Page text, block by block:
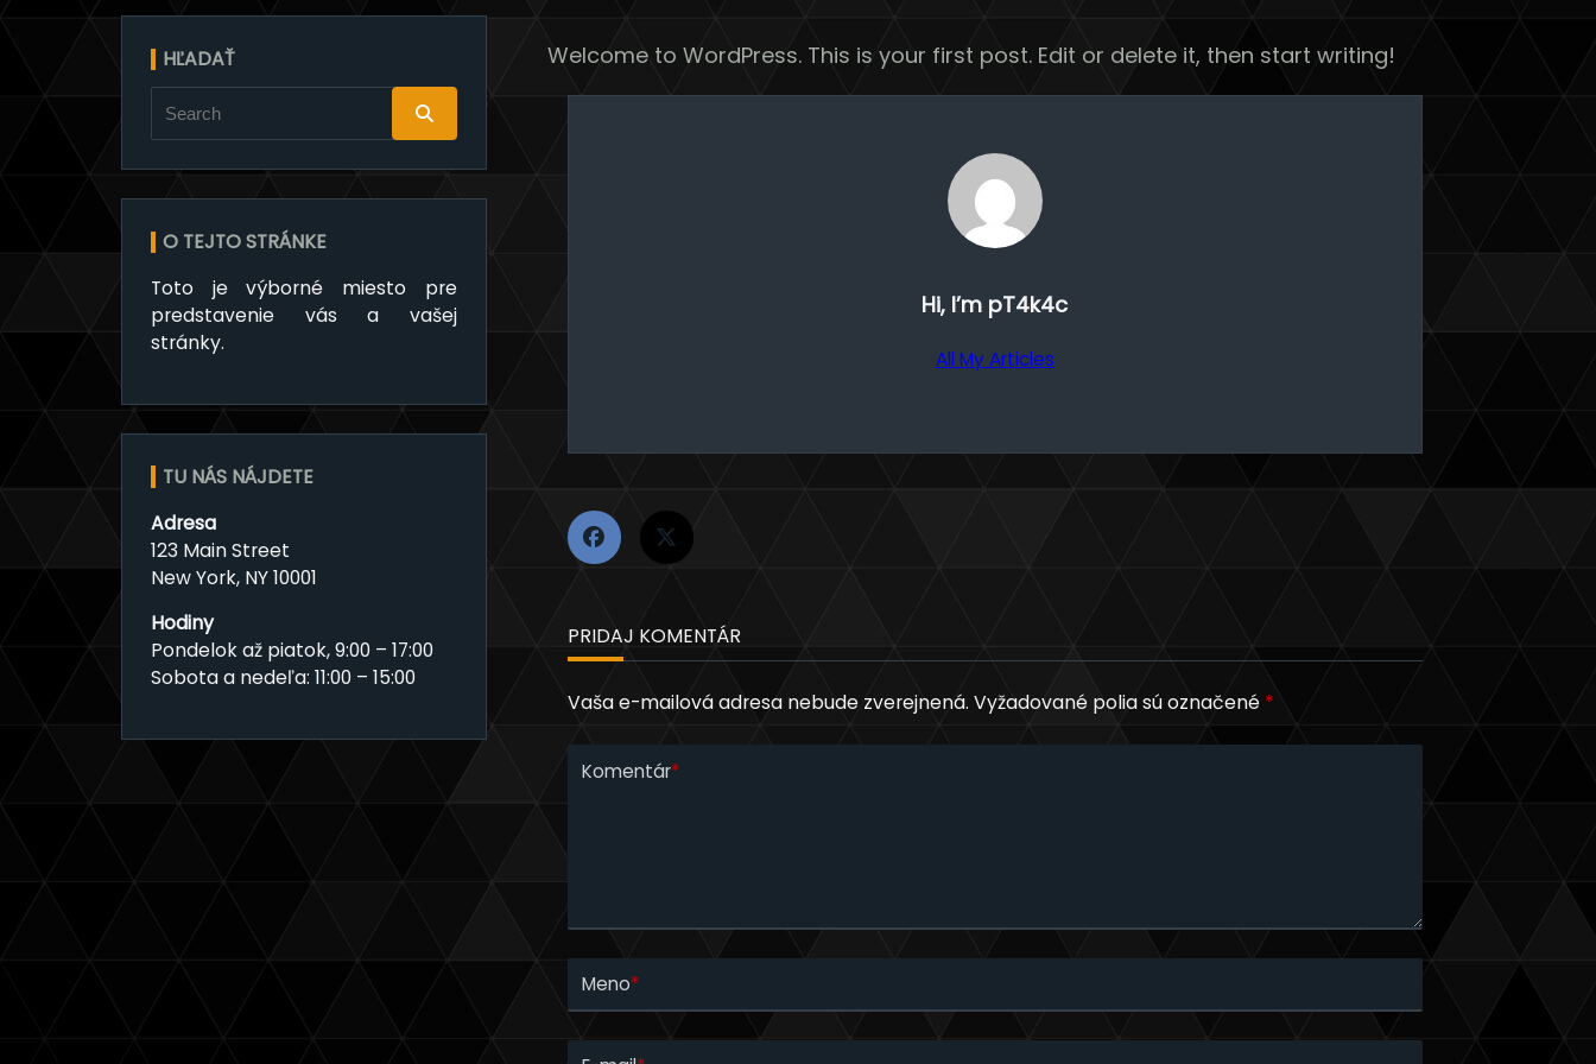
Welcome to WordPress. This is your first post. Edit or delete it, then start writing!
Hi, I’m pT4k4c
All My Articles
PRIDAJ KOMENTÁR
Vaša e-mailová adresa nebude zverejnená. Vyžadované polia sú označené *
Komentár*
Meno*
HĽADAŤ
Vyhľadajte:
O TEJTO STRÁNKE
Toto je výborné miesto pre
predstavenie vás a vašej
stránky.
TU NÁS NÁJDETE
Adresa
123 Main Street
New York, NY 10001
Hodiny
Pondelok až piatok, 9:00 – 17:00
Sobota a nedeľa: 11:00 – 15:00